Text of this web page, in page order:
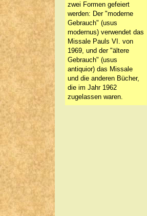
zwei Formen gefeiert
werden: Der "moderne
Gebrauch" (usus
modernus) verwendet das
Missale Pauls VI. von
1969, und der "ältere
Gebrauch" (usus
antiquior) das Missale
und die anderen Bücher,
die im Jahr 1962
zugelassen waren.